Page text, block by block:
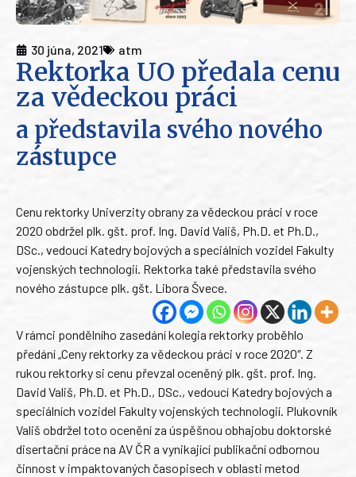
30 júna, 2021 atm
Rektorka UO předala cenu
za vědeckou práci
a představila svého nového
zástupce
Cenu rektorky Univerzity obrany za vědeckou práci v roce
2020 obdržel plk. gšt. prof. Ing. David Vališ, Ph.D. et Ph.D.,
DSc., vedoucí Katedry bojových a speciálních vozidel Fakulty
vojenských technologií. Rektorka také představila svého
nového zástupce plk. gšt. Libora Švece.
V rámci pondělního zasedání kolegia rektorky proběhlo
předání „Ceny rektorky za vědeckou práci v roce 2020″. Z
rukou rektorky si cenu převzal oceněný plk. gšt. prof. Ing.
David Vališ, Ph.D. et Ph.D., DSc., vedoucí Katedry bojových a
speciálních vozidel Fakulty vojenských technologií. Plukovník
Vališ obdržel toto ocenění za úspěšnou obhajobu doktorské
disertační práce na AV ČR a vynikající publikační odbornou
činnost v impaktovaných časopisech v oblasti metod